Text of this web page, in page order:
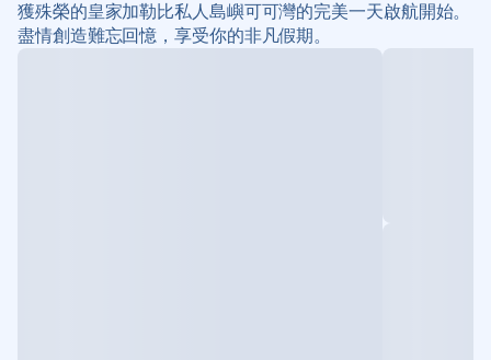
獲殊榮的皇家加勒比私人島嶼可可灣的完美一天啟航開始。
盡情創造難忘回憶，享受你的非凡假期。